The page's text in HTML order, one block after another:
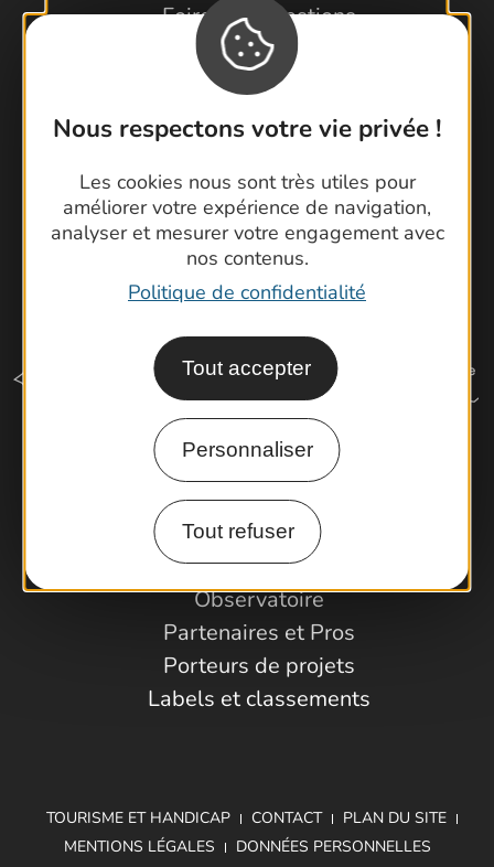
Nous respectons votre vie privée !
Les cookies nous sont très utiles pour
améliorer votre expérience de navigation,
analyser et mesurer votre engagement avec
nos contenus.
Politique de confidentialité
Tout accepter
Personnaliser
Tout refuser
Foire aux questions
Brochures
Cartoguides et Topoguides
Latitude Gard
Comment venir ?
Espace Pro
Observatoire
Partenaires et Pros
Porteurs de projets
Labels et classements
TOURISME ET HANDICAP CONTACT
PLAN DU SITE
MENTIONS LÉGALES
DONNÉES PERSONNELLES